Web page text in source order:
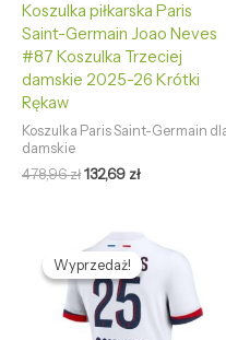
Koszulka piłkarska Paris
Saint-Germain Joao Neves
#87 Koszulka Trzeciej
damskie 2025-26 Krótki
Rękaw
Koszulka Paris Saint-Germain
damskie
478,96zł132,69 zł
Wyprzedaż!
Wyprzedaż!
Pierwotna
cena
wynosiła:
478,96 zł.
cena
wynosi:
132,69 zł.